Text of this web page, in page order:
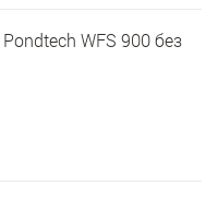
WFS 900 без